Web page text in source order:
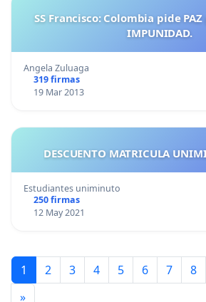
SS Francisco: Colombia pide
IMPUNIDAD.
Angela Zuluaga
319 firmas
19 Mar 2013
Estudiantes uniminuto
250 firmas
12 May 2021
1 2 3 4 5 6 7 8
»